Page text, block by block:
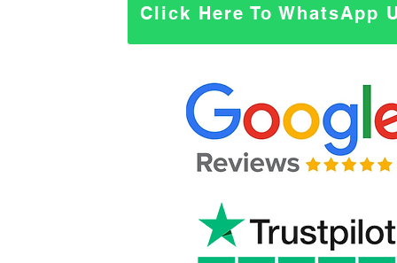
Click Here To WhatsApp